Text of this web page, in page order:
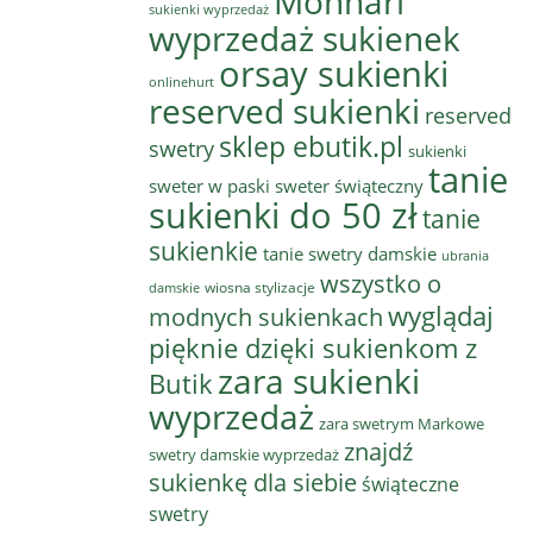
sukienki wyprzedaż
wyprzedaż sukienek
onlinehurt orsay sukienki
reserved sukienki reserved
swetry sklep ebutik.pl sukienki
sweter w paski sweter świątecznytanie
sukienki do 50 złtanie
sukienkie tanie swetry damskie ubrania
damskie wiosna stylizacje wszystko o
modnych sukienkachwyglądaj
pięknie dzięki sukienkom z
Butik zara sukienki
wyprzedaż zara swetrym Markowe
swetry damskie wyprzedaż znajdź
sukienkę dla siebieświąteczne
swetry